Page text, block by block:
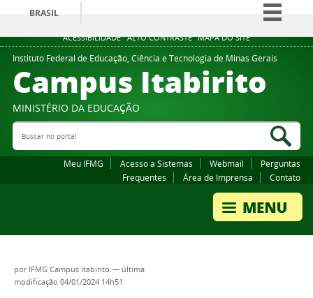
ACESSIBILIDADE ALTO CONTRASTE MAPA DO SITE
BRASIL
Simplifique!
Comunica BR
Participe
Legislação
Instituto Federal de Educação, Ciência e Tecnologia de Minas Gerais
Campus Itabirito
MINISTÉRIO DA EDUCAÇÃO
Buscar no portal
Meu IFMG Acesso a Sistemas Webmail
Perguntas
Frequentes
Área de Imprensa Contato
por IFMG Campus Itabirito — última
modificação 04/01/2024 14h51